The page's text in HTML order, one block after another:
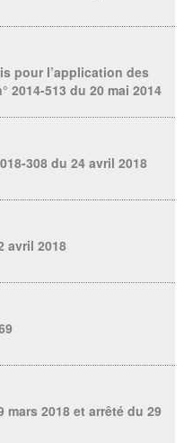
pour l’application des
513 du 20 mai 2014
308 du 24 avril 2018
avril 2018
mars 2018 et arrêté du 29